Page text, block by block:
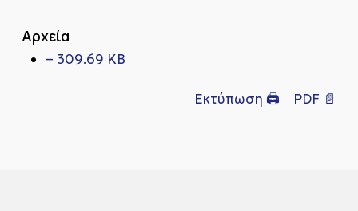
Αρχεία
– 309.69 KB
Εκτύπωση 🖨 PDF 📄